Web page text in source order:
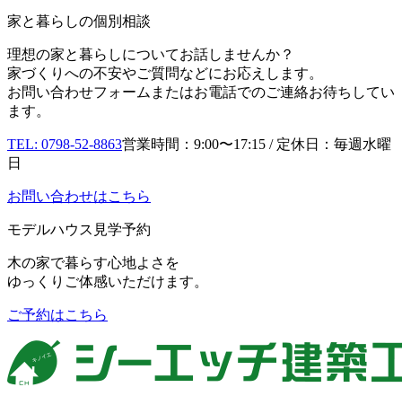
家と暮らしの個別相談
理想の家と暮らしについてお話しませんか？
家づくりへの不安やご質問などにお応えします。
お問い合わせフォームまたはお電話でのご連絡お待ちしてい
ます。
TEL: 0798-52-8863営業時間：9:00〜17:15 / 定休日：毎週水曜
日
お問い合わせはこちら
モデルハウス見学予約
木の家で暮らす心地よさを
ゆっくりご体感いただけます。
ご予約はこちら